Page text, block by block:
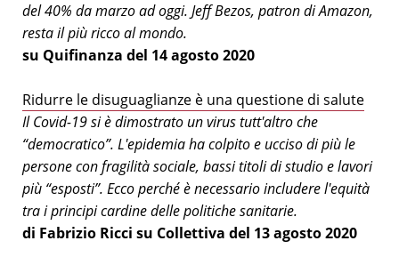
del 40% da marzo ad oggi. Jeff Bezos, patron di Amazon,
resta il più ricco al mondo.
su Quifinanza del 14 agosto 2020
Ridurre le disuguaglianze è una questione di salute
Il Covid-19 si è dimostrato un virus tutt'altro che
“democratico”. L'epidemia ha colpito e ucciso di più le
persone con fragilità sociale, bassi titoli di studio e lavori
più “esposti”. Ecco perché è necessario includere l'equità
tra i principi cardine delle politiche sanitarie.
di Fabrizio Ricci su Collettiva del 13 agosto 2020